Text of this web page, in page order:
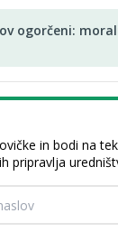
ogorčeni:
in bodi na
pripravlja